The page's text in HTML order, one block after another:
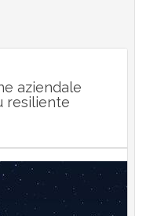
aziendale
resiliente